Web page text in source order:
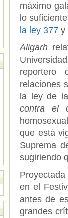
máximo
lo
la ley 377 y
Aligarh
reportero
relaciones
la ley de
contra el
que está
Suprema
sugiriendo
en el
antes de
grandes